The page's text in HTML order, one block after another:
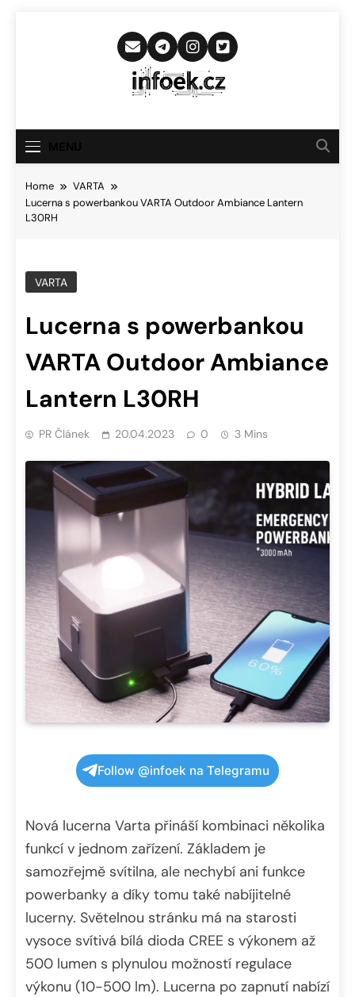
Infoek.cz
Novinkám
Home
VARTA
Lucerna s powerbankou VARTA Outdoor Ambiance Lantern
L30RH
VARTA
Lucerna s powerbankou
VARTA Outdoor Ambiance
Lantern L30RH
PR Článek 20.04.2023 0 3 Mins
Follow @infoek na Telegramu
Nová lucerna Varta přináší kombinaci několika
funkcí v jednom zařízení. Základem je
samozřejmě svítilna, ale nechybí ani funkce
powerbanky a díky tomu také nabíjitelné
lucerny. Světelnou stránku má na starosti
vysoce svítivá bílá dioda CREE s výkonem až
500 lumen s plynulou možností regulace
výkonu (10-500 lm). Lucerna po zapnutí nabízí